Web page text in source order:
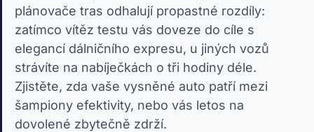
plánovače tras odhalují propastné rozdíly:
zatímco vítěz testu vás doveze do cíle s
elegancí dálničního expresu, u jiných vozů
strávíte na nabíječkách o tři hodiny déle.
Zjistěte, zda vaše vysněné auto patří mezi
šampiony efektivity, nebo vás letos na
dovolené zbytečně zdrží.